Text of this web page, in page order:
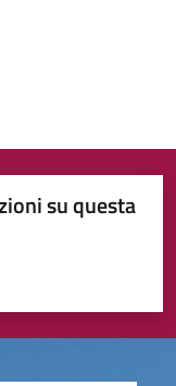
su questa